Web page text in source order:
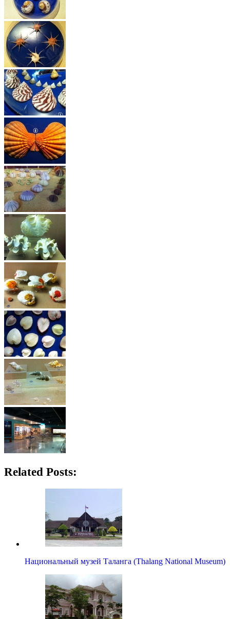
Related Posts:
Национальный музей Таланга (Thalang National Museum)